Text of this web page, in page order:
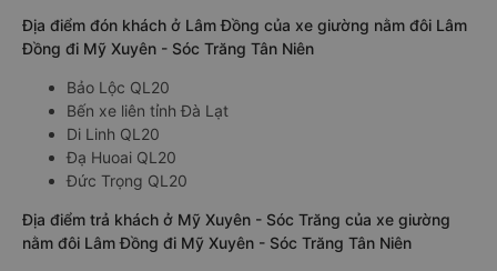
Địa điểm đón khách ở Lâm Đồng của xe giường nằm đôi Lâm
Đồng đi Mỹ Xuyên - Sóc Trăng Tân Niên
Bảo Lộc QL20
Bến xe liên tỉnh Đà Lạt
Di Linh QL20
Đạ Huoai QL20
Đức Trọng QL20
Địa điểm trả khách ở Mỹ Xuyên - Sóc Trăng của xe giường
nằm đôi Lâm Đồng đi Mỹ Xuyên - Sóc Trăng Tân Niên